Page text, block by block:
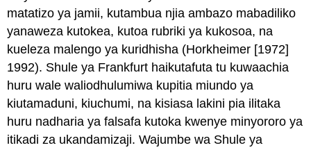
matatizo ya jamii, kutambua njia ambazo mabadiliko
yanaweza kutokea, kutoa rubriki ya kukosoa, na
kueleza malengo ya kuridhisha (Horkheimer [1972]
1992). Shule ya Frankfurt haikutafuta tu kuwaachia
huru wale waliodhulumiwa kupitia miundo ya
kiutamaduni, kiuchumi, na kisiasa lakini pia ilitaka
huru nadharia ya falsafa kutoka kwenye minyororo ya
itikadi za ukandamizaji. Wajumbe wa Shule ya